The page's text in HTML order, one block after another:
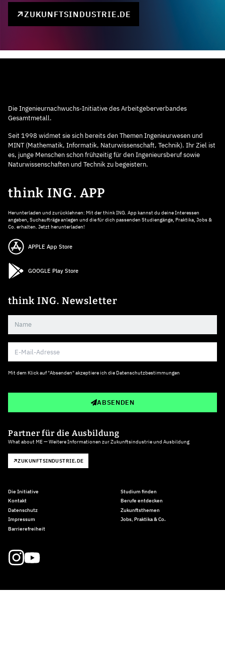
ZUKUNFTSINDUSTRIE.DE
Die Ingenieurnachwuchs-Initiative des Arbeitgeberverbandes
Gesamtmetall.
Seit 1998 widmet sie sich bereits den Themen Ingenieurwesen und
MINT (Mathematik, Informatik, Naturwissenschaft, Technik). Ihr Ziel ist
es, junge Menschen schon frühzeitig für den Ingenieursberuf sowie
Naturwissenschaften und Technik zu begeistern.
think ING. APP
Herunterladen und zurücklehnen: Mit der think ING. App kannst du deine Interessen
angeben, Suchaufträge anlegen und die für dich passenden Studiengänge, Praktika, Jobs &
Co. erhalten. Jetzt herunterladen!
APPLE App Store
GOOGLE Play Store
think ING. Newsletter
Mit dem Klick auf "Absenden" akzeptiere ich die Datenschutzbestimmungen
ABSENDEN
Partner für die Ausbildung
What about ME — Weitere Informationen zur Zukunftsindustrie und Ausbildung
ZUKUNFTSINDUSTRIE.DE
Die Initiative
Kontakt
Datenschutz
Impressum
Barrierefreiheit
Studium finden
Berufe entdecken
Zukunftsthemen
Jobs, Praktika & Co.